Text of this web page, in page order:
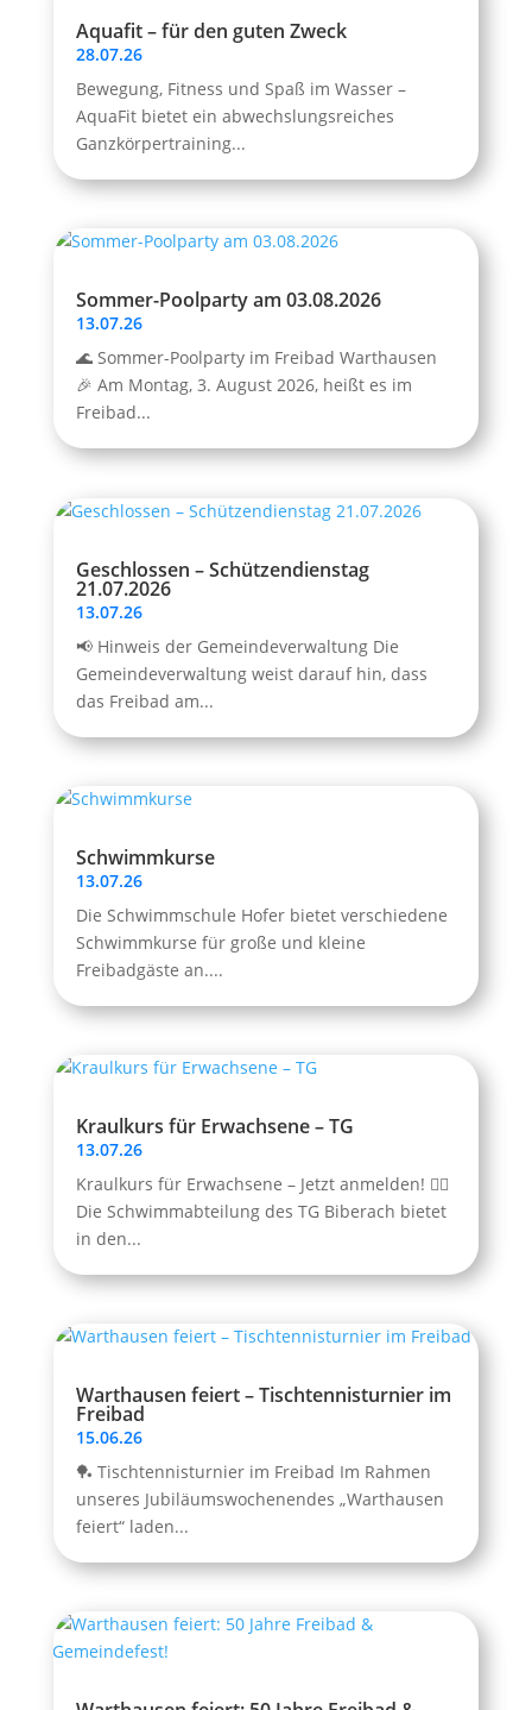
Aquafit – für den guten Zweck
28.07.26
Bewegung, Fitness und Spaß im Wasser –
AquaFit bietet ein abwechslungsreiches
Ganzkörpertraining...
Sommer-Poolparty am 03.08.2026
13.07.26
🌊 Sommer-Poolparty im Freibad Warthausen
🎉 Am Montag, 3. August 2026, heißt es im
Freibad...
Geschlossen – Schützendienstag
21.07.2026
13.07.26
📢 Hinweis der Gemeindeverwaltung Die
Gemeindeverwaltung weist darauf hin, dass
das Freibad am...
Schwimmkurse
13.07.26
Die Schwimmschule Hofer bietet verschiedene
Schwimmkurse für große und kleine
Freibadgäste an....
Kraulkurs für Erwachsene – TG
13.07.26
Kraulkurs für Erwachsene – Jetzt anmelden! 🏊‍♂️
Die Schwimmabteilung des TG Biberach bietet
in den...
Warthausen feiert – Tischtennisturnier im
Freibad
15.06.26
🏓 Tischtennisturnier im Freibad Im Rahmen
unseres Jubiläumswochenendes „Warthausen
feiert“ laden...